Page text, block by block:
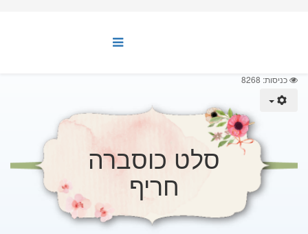
כניסות: 8268
סלט כוסברה
חריף